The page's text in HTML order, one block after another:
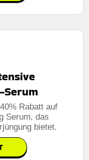
Serum
Rabatt auf
Serum, das
bietet.